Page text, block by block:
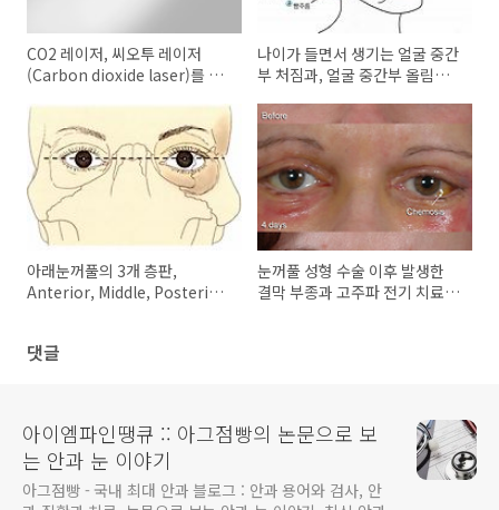
CO2 레이저, 씨오투 레이저
(Carbon dioxide laser)를 이
나이가 들면서 생기는 얼굴 중간
부 처짐과, 얼굴 중간부 올림술,
아래눈꺼풀의 3개 층판,
Anterior, Middle, Posterior
눈꺼풀 성형 수술 이후 발생한
결막 부종과 고주파 전기 치료
댓글
아이엠파인땡큐 :: 아그점빵의 논문으로 보
는 안과 눈 이야기
아그점빵 - 국내 최대 안과 블로그 : 안과 용어와 검사, 안